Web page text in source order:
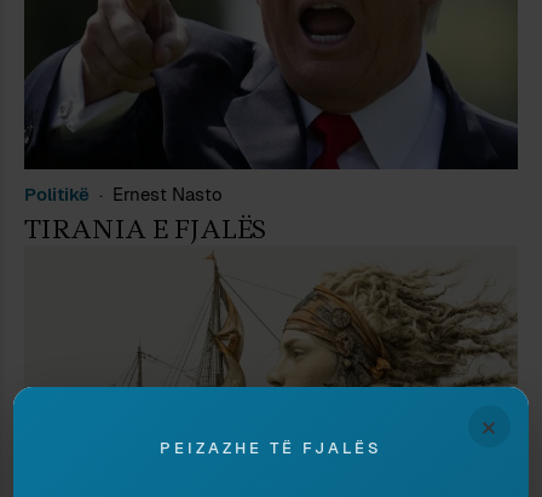
Politikë Ernest Nasto
TIRANIA E FJALËS
×
PEIZAZHE TË FJALËS